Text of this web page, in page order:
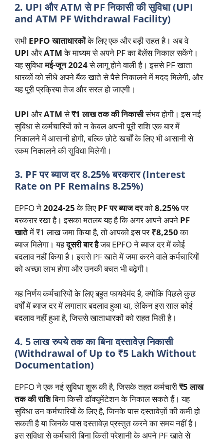
2. UPI और ATM से PF निकासी की सुविधा (UPI
and ATM PF Withdrawal Facility)
सभी EPFO खाताधारकोंके लिए एक और बड़ी राहत है। अब वे
UPI औरATMके माध्यम से अपने PF का बैलेंस निकाल सकेंगे।
यह सुविधामई-जून 2024से लागू होने वाली है। इससे PF खाता
धारकों को सीधे अपने बैंक खाते से पैसे निकालने में मदद मिलेगी, और
यह पूरी प्रक्रिया तेज और सरल हो जाएगी।
UPI औरATMसे₹1 लाख तक की निकासीसंभव होगी। इस नई
सुविधा से कर्मचारियों को न केवल अपनी पूरी राशि एक बार में
निकालने में आसानी होगी, बल्कि छोटे खर्चों के लिए भी आसानी से
रकम निकालने की सुविधा मिलेगी।
3. PF पर ब्याज दर 8.25% बरकरार (Interest
Rate on PF Remains 8.25%)
EPFO ने2024-25के लिएPF पर ब्याज दरको8.25%पर
बरकरार रखा है। इसका मतलब यह है कि अगर आपने अपने PF
खातेमें ₹1 लाख जमा किया है, तो आपको इस पर₹8,250का
ब्याज मिलेगा। यहदूसरी बार हैजब EPFO ने ब्याज दर में कोई
बदलाव नहीं किया है। इससे PF खाते में जमा करने वाले कर्मचारियों
को अच्छा लाभ होगा और उनकी बचत भी बढ़ेगी।
यह निर्णय कर्मचारियों के लिए बहुत फायदेमंद है, क्योंकि पिछले कुछ
वर्षों में ब्याज दर में लगातार बदलाव हुआ था, लेकिन इस साल कोई
बदलाव नहीं हुआ है, जिससे खाताधारकों को राहत मिली है।
4. 5 लाख रुपये तक का बिना दस्तावेज़ निकासी
(Withdrawal of Up to ₹5 Lakh Without
Documentation)
EPFO ने एक नई सुविधा शुरू की है, जिसके तहत कर्मचारी₹5 लाख
तक की राशिबिना किसी डॉक्यूमेंटेशन के निकाल सकते हैं। यह
सुविधा उन कर्मचारियों के लिए है, जिनके पास दस्तावेज़ों की कमी हो
सकती है या जिनके पास दस्तावेज़ प्रस्तुत करने का समय नहीं है।
इस सुविधा से कर्मचारी बिना किसी परेशानी के अपने PF खाते से